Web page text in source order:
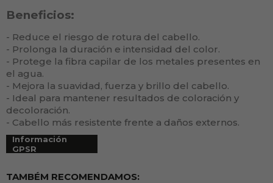
Beneficios:
- Reduce el riesgo de rotura del cabello.
- Prolonga la duración e intensidad del color.
- Protege la fibra capilar de los metales presentes en
el agua.
- Mejora la suavidad, fuerza y brillo del cabello.
- Ideal para mantener resultados de coloración y
decoloración.
- Cabello más resistente frente a daños externos.
Información
GPSR
TAMBÉM RECOMENDAMOS: